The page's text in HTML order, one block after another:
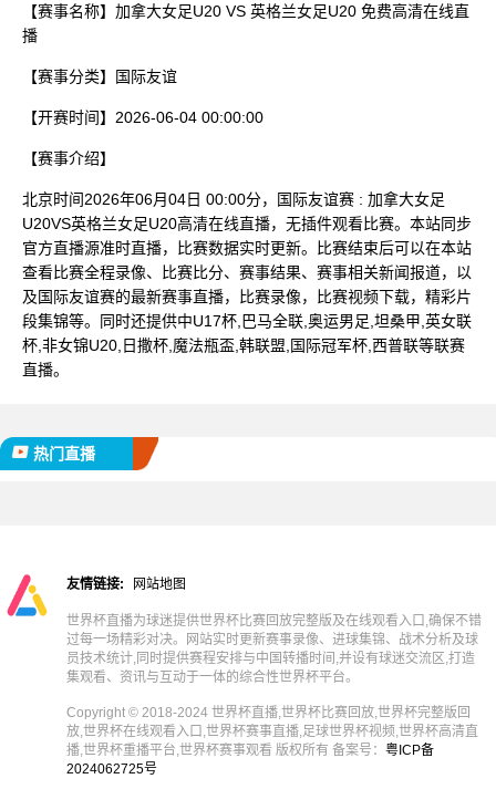
【赛事名称】 加拿大女足U20 VS 英格兰女足U20 免费高清在线直
播
【赛事分类】 国际友谊
【开赛时间】 2026-06-04 00:00:00
【赛事介绍】
北京时间2026年06月04日 00:00分，国际友谊赛 : 加拿大女足
U20VS英格兰女足U20高清在线直播，无插件观看比赛。本站同步
官方直播源准时直播，比赛数据实时更新。比赛结束后可以在本站
查看比赛全程录像、比赛比分、赛事结果、赛事相关新闻报道，以
及国际友谊赛的最新赛事直播，比赛录像，比赛视频下载，精彩片
段集锦等。同时还提供中U17杯,巴马全联,奥运男足,坦桑甲,英女联
杯,非女锦U20,日撒杯,魔法瓶盃,韩联盟,国际冠军杯,西普联等联赛
直播。
热门直播
友情链接: 网站地图
世界杯直播为球迷提供世界杯比赛回放完整版及在线观看入口,确保不错
过每一场精彩对决。网站实时更新赛事录像、进球集锦、战术分析及球
员技术统计,同时提供赛程安排与中国转播时间,并设有球迷交流区,打造
集观看、资讯与互动于一体的综合性世界杯平台。
Copyright © 2018-2024 世界杯直播,世界杯比赛回放,世界杯完整版回
放,世界杯在线观看入口,世界杯赛事直播,足球世界杯视频,世界杯高清直
播,世界杯重播平台,世界杯赛事观看 版权所有 备案号： 粤ICP备
2024062725号